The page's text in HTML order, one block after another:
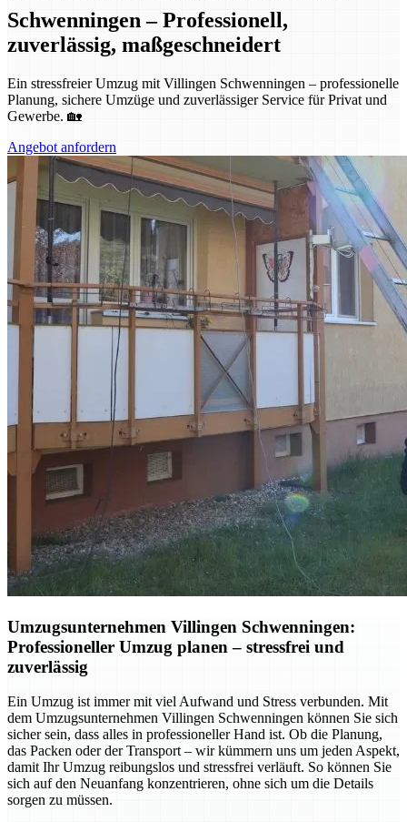
Schwenningen – Professionell,
zuverlässig, maßgeschneidert
Ein stressfreier Umzug mit Villingen Schwenningen – professionelle
Planung, sichere Umzüge und zuverlässiger Service für Privat und
Gewerbe. 🏡
Angebot anfordern
Umzugsunternehmen Villingen Schwenningen:
Professioneller Umzug planen – stressfrei und
zuverlässig
Ein Umzug ist immer mit viel Aufwand und Stress verbunden. Mit
dem Umzugsunternehmen Villingen Schwenningen können Sie sich
sicher sein, dass alles in professioneller Hand ist. Ob die Planung,
das Packen oder der Transport – wir kümmern uns um jeden Aspekt,
damit Ihr Umzug reibungslos und stressfrei verläuft. So können Sie
sich auf den Neuanfang konzentrieren, ohne sich um die Details
sorgen zu müssen.